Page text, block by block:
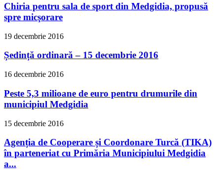
Chiria pentru sala de sport din Medgidia, propusă
spre micşorare
19 decembrie 2016
Ședință ordinară – 15 decembrie 2016
16 decembrie 2016
Peste 5,3 milioane de euro pentru drumurile din
municipiul Medgidia
15 decembrie 2016
Agenția de Cooperare și Coordonare Turcă (TIKA)
în parteneriat cu Primăria Municipiului Medgidia
a...